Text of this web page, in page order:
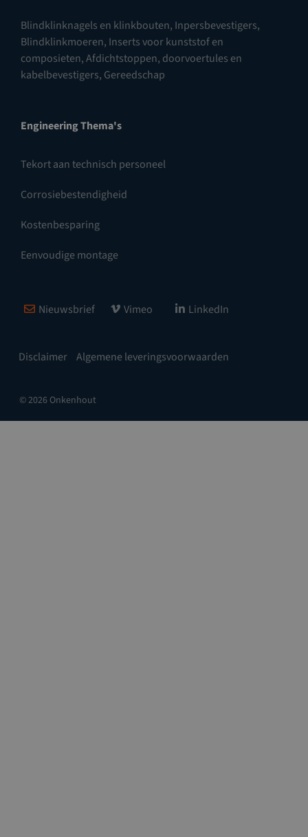
Blindklinknagels en klinkbouten, Inpersbevestigers,
Blindklinkmoeren, Inserts voor kunststof en
composieten,Afdichtstoppen, doorvoertules en
kabelbevestigers, Gereedschap
Engineering Thema's
Tekort aan technisch personeel
Corrosiebestendigheid
Kostenbesparing
Eenvoudige montage
Disclaimer Algemene leveringsvoorwaarden
Nieuwsbrief Vimeo LinkedIn
© 2026 Onkenhout